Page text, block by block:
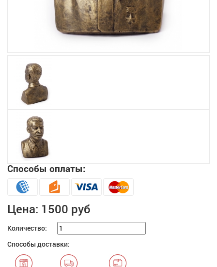
Способы оплаты:
Цена: 1500 руб
Количество:
Способы доставки: